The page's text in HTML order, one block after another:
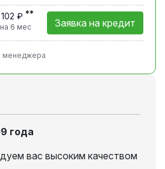
₽ **
на 6 мес Заявка на кредит
менеджера
года
вас высоким качеством